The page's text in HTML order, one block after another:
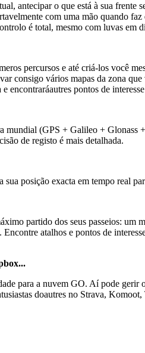
antecipar o que está à sua
com uma mão quando
é total, mesmo com luvas em
percursos e até criá-los você
consigo vários mapas da zona
encontraráautres pontos de
(GPS + Galileo +
de registo é mais detalhada.
posição exacta em tempo real
partido dos seus passeios:
atalhos e pontos de
para a nuvem GO. Aí pode
doautres no Strava,